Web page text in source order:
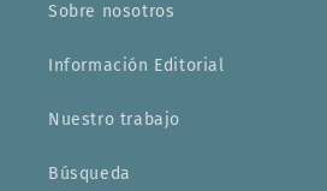
Sobre nosotros
Información Editorial
Nuestro trabajo
Búsqueda